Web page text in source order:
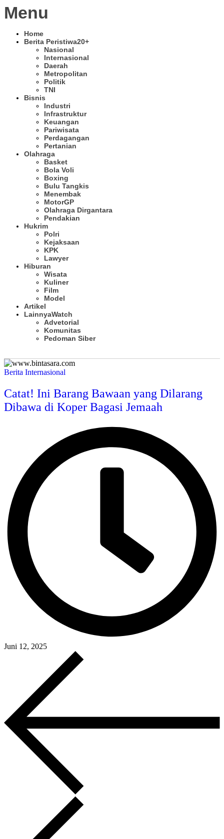
Menu
Home
Berita Peristiwa20+
Nasional
Internasional
Daerah
Metropolitan
Politik
TNI
Bisnis
Industri
Infrastruktur
Keuangan
Pariwisata
Perdagangan
Pertanian
Olahraga
Basket
Bola Voli
Boxing
Bulu Tangkis
Menembak
MotorGP
Olahraga Dirgantara
Pendakian
Hukrim
Polri
Kejaksaan
KPK
Lawyer
Hiburan
Wisata
Kuliner
Film
Model
Artikel
LainnyaWatch
Advetorial
Komunitas
Pedoman Siber
Berita Internasional
Catat! Ini Barang Bawaan yang Dilarang
Dibawa di Koper Bagasi Jemaah
Juni 12, 2025